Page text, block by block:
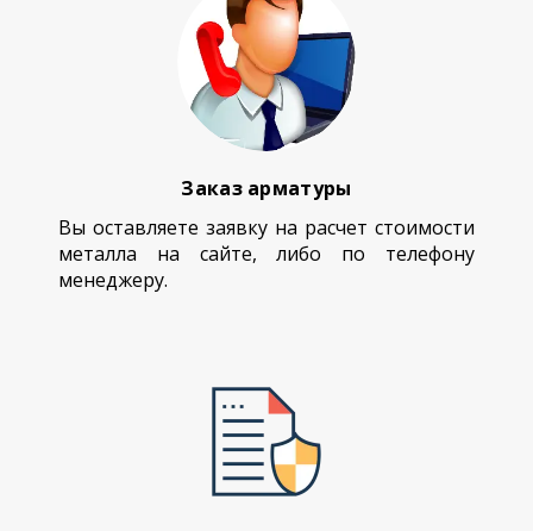
Заказ арматуры
Вы оставляете заявку на расчет стоимости
металла на сайте, либо по телефону
менеджеру.